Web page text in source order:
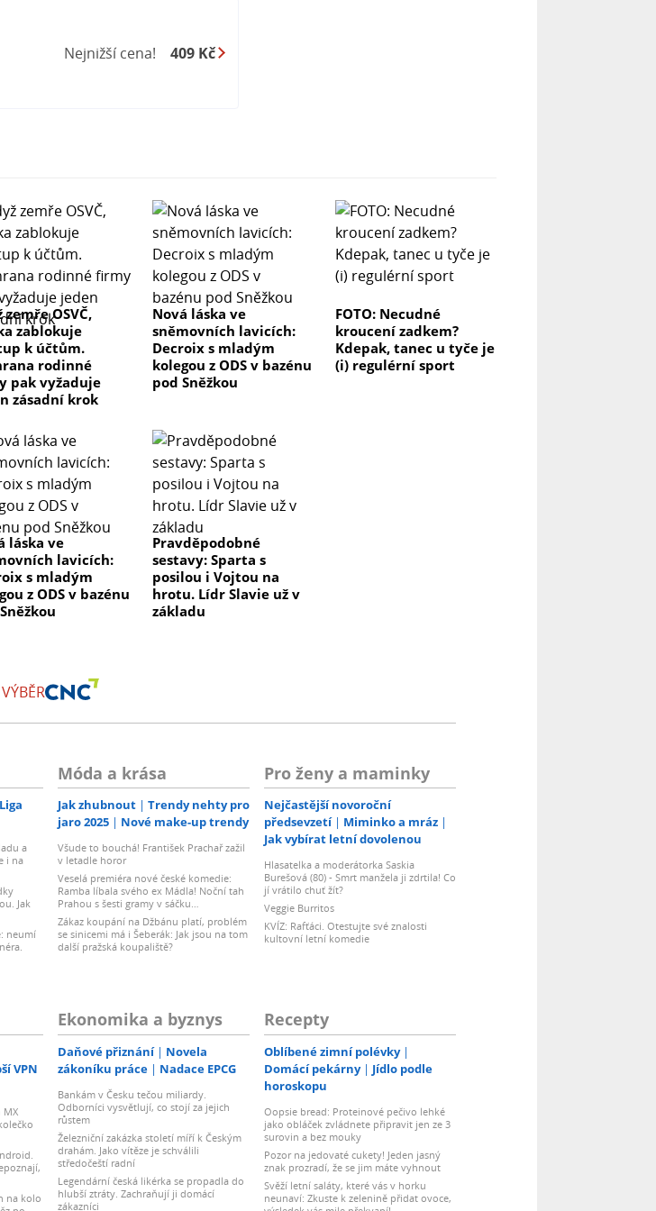
že vás návštěva nezmešká a
Nejnižší cena! 409 Kč
zemře OSVČ,
zablokuje
k účtům.
rodinné
pak vyžaduje
zásadní krok
Nová láska ve
sněmovních lavicích:
Decroix s mladým
kolegou z ODS v bazénu
pod Sněžkou
FOTO: Necudné
kroucení zadkem?
Kdepak, tanec u tyče je
(i) regulérní sport
láska ve
lavicích:
s mladým
z ODS v bazénu
Pravděpodobné
sestavy: Sparta s
posilou i Vojtou na
hrotu. Lídr Slavie už v
základu
VÝBĚR
Liga
a
i na
Jak
neumí
Móda a krása
Jak zhubnout
Trendy nehty pro
jaro 2025
Nové make-up trendy
Všude to bouchá! František Prachař zažil
v letadle horor
Veselá premiéra nové české komedie:
Ramba líbala svého ex Mádla! Noční tah
Prahou s šesti gramy v sáčku…
Zákaz koupání na Džbánu platí, problém
se sinicemi má i Šeberák: Jak jsou na tom
další pražská koupaliště?
Pro ženy a maminky
Nejčastější novoroční
předsevzetí
Miminko a mráz
Jak vybírat letní dovolenou
Hlasatelka a moderátorka Saskia
Burešová (80) - Smrt manžela ji zdrtila! Co
jí vrátilo chuť žít?
Veggie Burritos
KVÍZ: Rafťáci. Otestujte své znalosti
kultovní letní komedie
VPN
MX
na kolo
Ekonomika a byznys
Daňové přiznání
Novela
zákoníku práce
Nadace EPCG
Bankám v Česku tečou miliardy.
Odborníci vysvětlují, co stojí za jejich
růstem
Železniční zakázka století míří k Českým
drahám. Jako vítěze je schválili
středočeští radní
Legendární česká likérka se propadla do
hlubší ztráty. Zachraňují ji domácí
zákazníci
Recepty
Oblíbené zimní polévky
Domácí pekárny
Jídlo podle
horoskopu
Oopsie bread: Proteinové pečivo lehké
jako obláček zvládnete připravit jen ze 3
surovin a bez mouky
Pozor na jedovaté cukety! Jeden jasný
znak prozradí, že se jim máte vyhnout
Svěží letní saláty, které vás v horku
neunaví: Zkuste k zelenině přidat ovoce,